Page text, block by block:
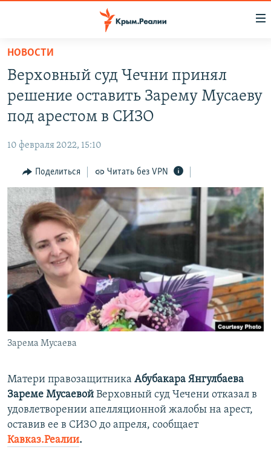
Вернуться
основному
содержанию
Вернутся
главной
навигации
Вернутся
поиску
СПЕЦПРОЕКТЫ
11 ЛЕТ ОККУПАЦИИ КРЫМА. 11 ИСТОРИЙ СОПРОТИВЛЕНИЯ
ВОДА
ЕЩЕ
ИНТЕРАКТИВ
ИНФОГРАФИКА
ТЕЛЕПРОЕКТ КРЫМ.РЕАЛИИ
СОВЕТЫ ПРАВОЗАЩИТНИКОВ
ПРОПАВШИЕ БЕЗ ВЕСТИ
ПОБЕДИТЕЛЕЙ НЕ СУДЯТ?
КРЫМ.НЕПОКОРЕННЫЙ
УКРАИНСКАЯ ПРОБЛЕМА КРЫМА
РАДІО СВОБОДА
КАК ОБОЙТИ БЛОКИРОВКУ
Українською
Qırımtatar
ПРИСОЕДИНЯЙТЕСЬ!
НОВОСТИ
Верховный суд Чечни принял
решение оставить Зарему Мусаеву
под арестом в СИЗО
10 февраля 2022, 15:10
Поделиться Читать без VPN
Зарема Мусаева
Матери правозащитника Абубакара Янгулбаева
Зареме Мусаевой Верховный суд Чечени отказал в
удовлетворении апелляционной жалобы на арест,
оставив ее в СИЗО до апреля, сообщает
Кавказ.Реалии.